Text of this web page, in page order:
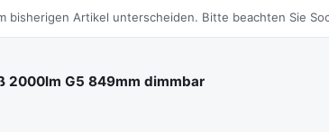
bisherigen Artikel unterscheiden. Bitte beachten Sie
2000lm G5 849mm dimmbar